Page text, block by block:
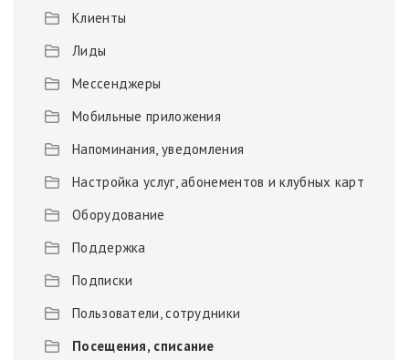
Клиенты
Лиды
Мессенджеры
Мобильные приложения
Напоминания, уведомления
Настройка услуг, абонементов и клубных карт
Оборудование
Поддержка
Подписки
Пользователи, сотрудники
Посещения, списание